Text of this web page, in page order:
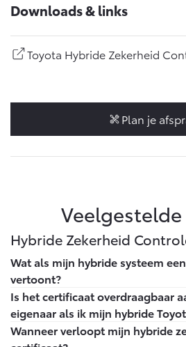
Downloads & links
Toyota Hybride Zekerheid
Plan je
Hybride Zekerheid
Wat als mijn hybride systeem
vertoont?
Binnen de looptijd van 5 jaar of
terecht bij jouw Toyota dealer en
rekening voor het vervangen van
Is het certificaat overdraagbaar
eigenaar als ik mijn hybride
Ja, het certificaat staat op naam
Wanneer verloopt mijn hybride